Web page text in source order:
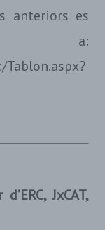
anteriors es
a:
JxCAT,